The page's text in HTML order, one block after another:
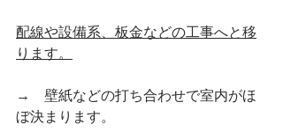
配線や設備系、板金などの工事へと移
ります。
→　壁紙などの打ち合わせで室内がほ
ぼ決まります。